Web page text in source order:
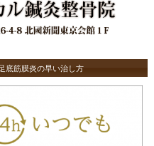
がしなら「キュアメデ
炎の早い治し方
【必見！】足底筋膜炎の早